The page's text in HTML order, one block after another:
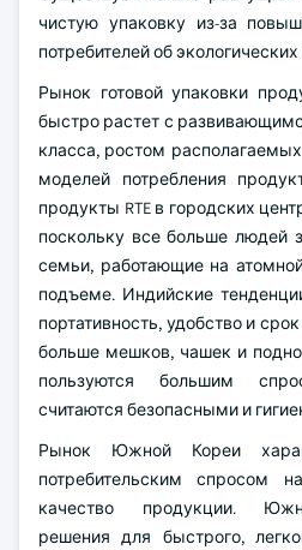
чистую упаковку из-за
потребителей об
Рынок готовой упаковки
быстро растет с
класса, ростом
моделей потребления
продукты RTE в городских
поскольку все больше людей
семьи, работающие на
подъеме. Индийские
портативность, удобство и
больше мешков, чашек и
пользуются большим
считаются безопасными и
Рынок Южной Кореи
потребительским спросом
качество продукции.
решения для быстрого,